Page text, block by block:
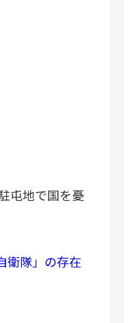
屯地で国を憂
衛隊」の存在